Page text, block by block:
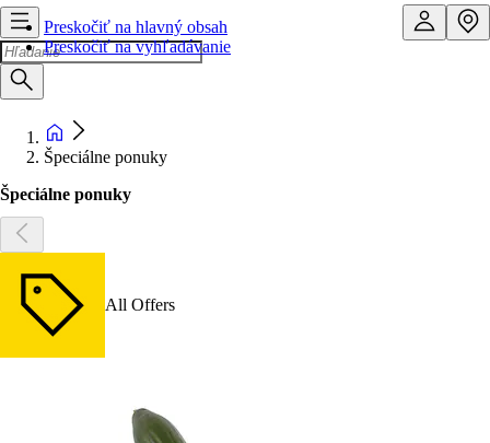
Preskočiť na hlavný obsah
Preskočiť na vyhľadávanie
Špeciálne ponuky
Špeciálne ponuky
All Offers